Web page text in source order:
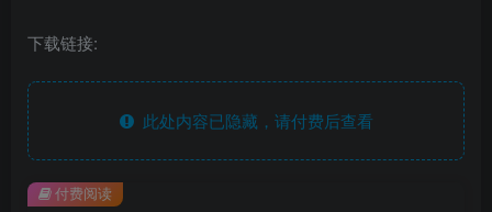
下载链接:
此处内容已隐藏，请付费后查看
付费阅读